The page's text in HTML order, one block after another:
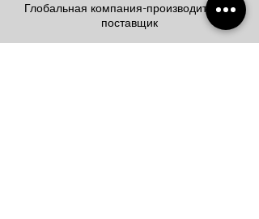
Глобальная компания-производитель и
поставщик